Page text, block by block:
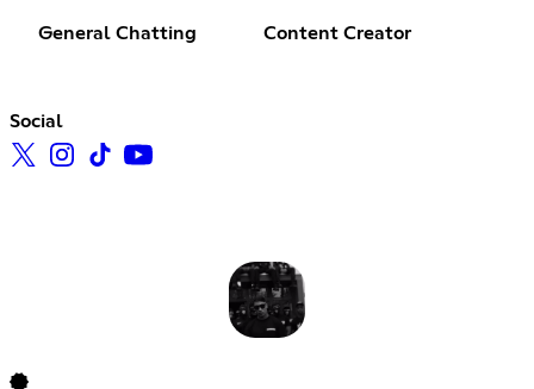
General Chatting Content Creator
Social